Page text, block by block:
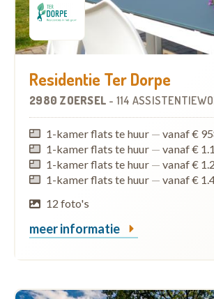
Residentie Ter Dorpe
2980 ZOERSEL - 114
1-kamer flats te huur — vanaf €
1-kamer flats te huur — vanaf €
1-kamer flats te huur — vanaf €
1-kamer flats te huur — vanaf €
12 foto's
meer informatie